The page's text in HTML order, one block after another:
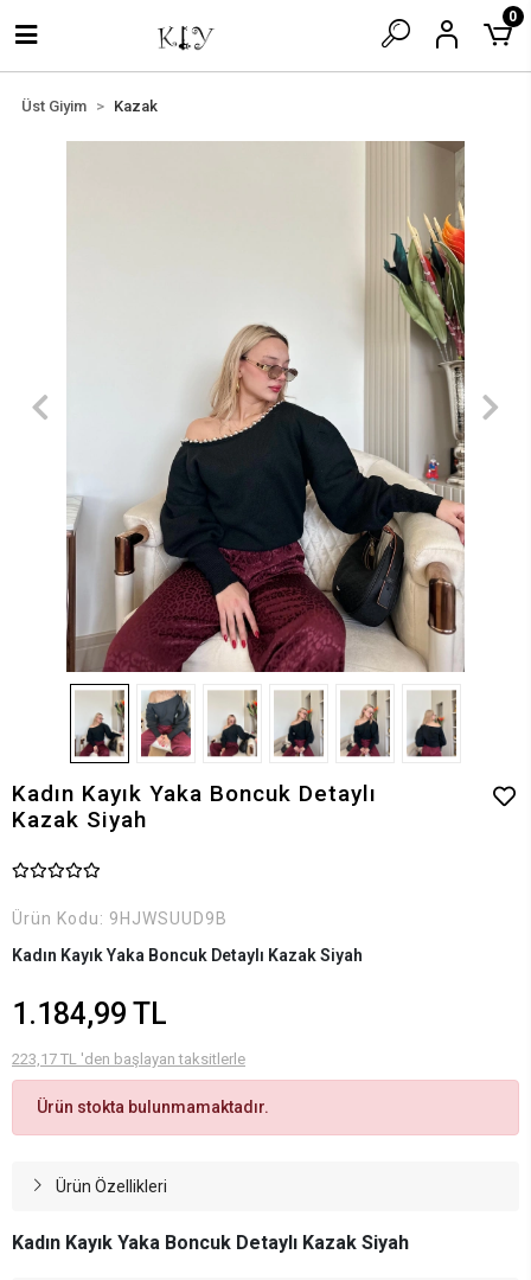
0
Üst Giyim Kazak
Kadın Kayık Yaka Boncuk Detaylı
Kazak Siyah
Ürün Kodu: 9HJWSUUD9B
Kadın Kayık Yaka Boncuk Detaylı Kazak Siyah
1.184,99 TL
223,17 TL 'den başlayan taksitlerle
Ürün stokta bulunmamaktadır.
Ürün Özellikleri
Kadın Kayık Yaka Boncuk Detaylı Kazak Siyah